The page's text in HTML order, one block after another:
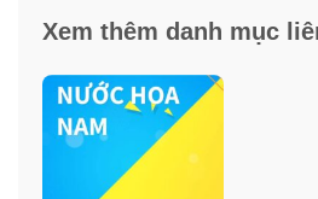
Xem thêm danh mục